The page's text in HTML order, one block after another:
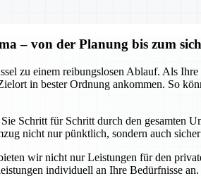
– von der Planung bis zum
zu einem reibungslosen Ablauf. Als
in bester Ordnung ankommen. So
Schritt für Schritt durch den gesamten
nicht nur pünktlich, sondern auch
wir nicht nur Leistungen für den
individuell an Ihre Bedürfnisse